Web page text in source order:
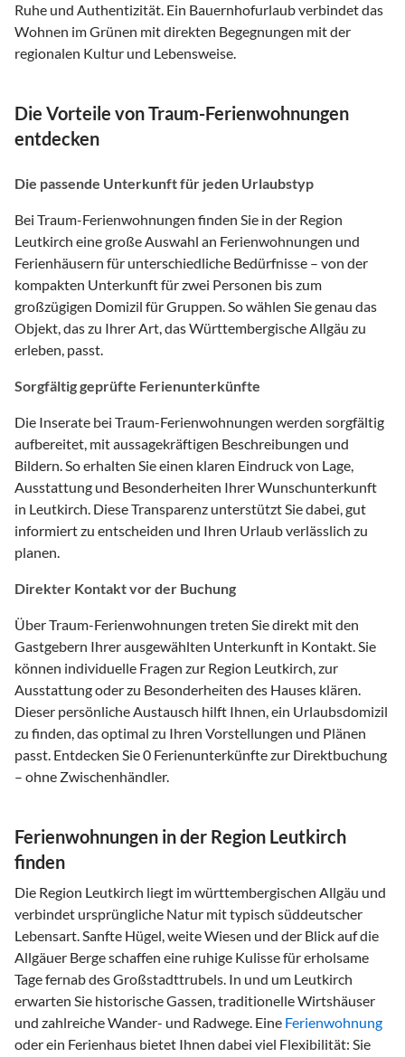
Ruhe und Authentizität. Ein Bauernhofurlaub verbindet das
Wohnen im Grünen mit direkten Begegnungen mit der
regionalen Kultur und Lebensweise.
Die Vorteile von Traum-Ferienwohnungen
entdecken
Die passende Unterkunft für jeden Urlaubstyp
Bei Traum-Ferienwohnungen finden Sie in der Region
Leutkirch eine große Auswahl an Ferienwohnungen und
Ferienhäusern für unterschiedliche Bedürfnisse – von der
kompakten Unterkunft für zwei Personen bis zum
großzügigen Domizil für Gruppen. So wählen Sie genau das
Objekt, das zu Ihrer Art, das Württembergische Allgäu zu
erleben, passt.
Sorgfältig geprüfte Ferienunterkünfte
Die Inserate bei Traum-Ferienwohnungen werden sorgfältig
aufbereitet, mit aussagekräftigen Beschreibungen und
Bildern. So erhalten Sie einen klaren Eindruck von Lage,
Ausstattung und Besonderheiten Ihrer Wunschunterkunft
in Leutkirch. Diese Transparenz unterstützt Sie dabei, gut
informiert zu entscheiden und Ihren Urlaub verlässlich zu
planen.
Direkter Kontakt vor der Buchung
Über Traum-Ferienwohnungen treten Sie direkt mit den
Gastgebern Ihrer ausgewählten Unterkunft in Kontakt. Sie
können individuelle Fragen zur Region Leutkirch, zur
Ausstattung oder zu Besonderheiten des Hauses klären.
Dieser persönliche Austausch hilft Ihnen, ein Urlaubsdomizil
zu finden, das optimal zu Ihren Vorstellungen und Plänen
passt. Entdecken Sie 0 Ferienunterkünfte zur Direktbuchung
– ohne Zwischenhändler.
Ferienwohnungen in der Region Leutkirch
finden
Die Region Leutkirch liegt im württembergischen Allgäu und
verbindet ursprüngliche Natur mit typisch süddeutscher
Lebensart. Sanfte Hügel, weite Wiesen und der Blick auf die
Allgäuer Berge schaffen eine ruhige Kulisse für erholsame
Tage fernab des Großstadttrubels. In und um Leutkirch
erwarten Sie historische Gassen, traditionelle Wirtshäuser
und zahlreiche Wander- und Radwege. Eine Ferienwohnung
oder ein Ferienhaus bietet Ihnen dabei viel Flexibilität: Sie